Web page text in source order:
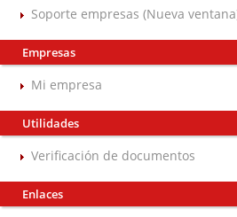
Soporte empresas (Nueva
Empresas
Mi empresa
Utilidades
Verificación de documentos
Enlaces